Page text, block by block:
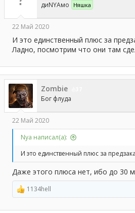
диNYAмо Няшка
22 Май 2020
И это единственный плюс за
Ладно, посмотрим что они там
Zombie
Бог флуда
22 Май 2020
Nya написал(а):
И это единственный плюс за
Даже этого плюса нет, ибо до 30
Р
е
а
1134hell